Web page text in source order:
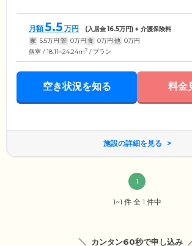
月額5.5 万円 (入居金16.5万円) + 介護保険料
家 5.5万円 管 0万円 食 0万円 他 0万円
個室 / 18.11~24.24m2 / プラン
空き状況を知る 料金
施設の詳細を見る
1
1~1 件 全 1 件中
カンタン60秒で申し込み